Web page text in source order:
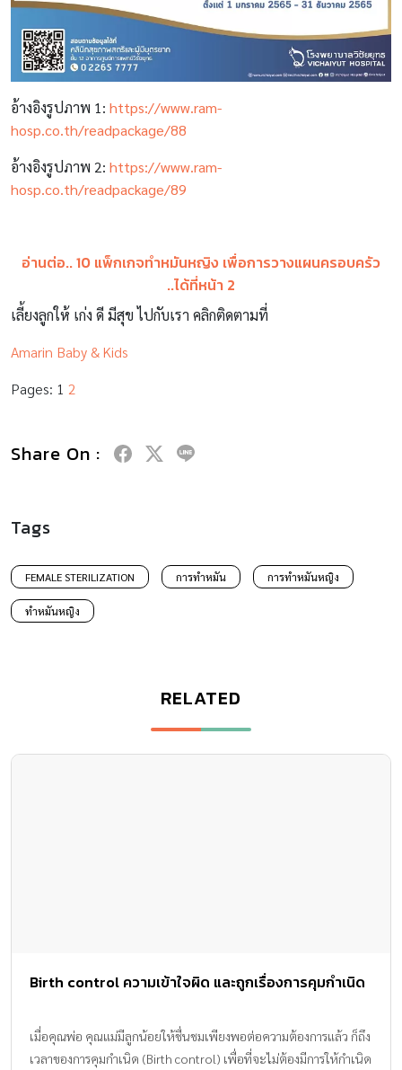
อ้างอิงรูปภาพ 1: https://www.ram-
hosp.co.th/readpackage/88
อ้างอิงรูปภาพ 2: https://www.ram-
hosp.co.th/readpackage/89
อ่านต่อ.. 10 แพ็กเกจทำหมันหญิง เพื่อการวางแผนครอบครัว
..ได้ที่หน้า 2
เลี้ยงลูกให้ เก่ง ดี มีสุข ไปกับเรา คลิกติดตามที่
Amarin Baby & Kids
Pages: 1 2
Share On :
Tags
FEMALE STERILIZATION การทำหมัน การทำหมันหญิง
ทำหมันหญิง
RELATED
Birth control ความเข้าใจผิด และถูกเรื่องการคุมกำเนิด
เมื่อคุณพ่อ คุณแม่มีลูกน้อยให้ชื่นชมเพียงพอต่อความต้องการแล้ว ก็ถึง
เวลาของการคุมกำเนิด (Birth control) เพื่อที่จะไม่ต้องมีการให้กำเนิด